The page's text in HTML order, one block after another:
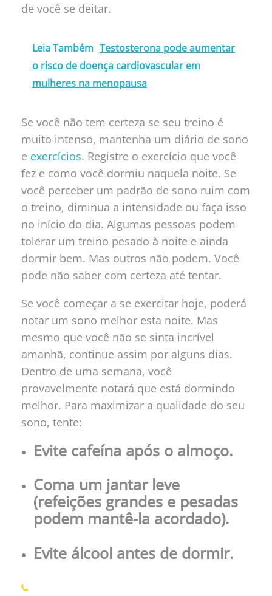
de você se deitar.
Leia Também Testosterona pode aumentar
o risco de doença cardiovascular em
mulheres na menopausa
Se você não tem certeza se seu treino é
muito intenso, mantenha um diário de sono
e exercícios. Registre o exercício que você
fez e como você dormiu naquela noite. Se
você perceber um padrão de sono ruim com
o treino, diminua a intensidade ou faça isso
no início do dia. Algumas pessoas podem
tolerar um treino pesado à noite e ainda
dormir bem. Mas outros não podem. Você
pode não saber com certeza até tentar.
Se você começar a se exercitar hoje, poderá
notar um sono melhor esta noite. Mas
mesmo que você não se sinta incrível
amanhã, continue assim por alguns dias.
Dentro de uma semana, você
provavelmente notará que está dormindo
melhor. Para maximizar a qualidade do seu
sono, tente:
Evite cafeína após o almoço.
Coma um jantar leve
(refeições grandes e pesadas
podem mantê-la acordado).
Evite álcool antes de dormir.